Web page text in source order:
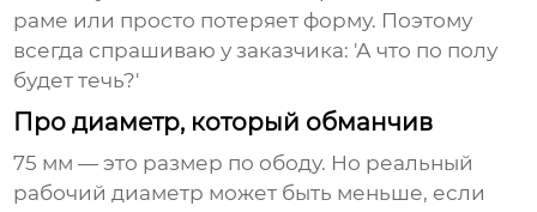
раме или просто потеряет форму. Поэтому
всегда спрашиваю у заказчика: 'А что по полу
будет течь?'
Про диаметр, который обманчив
75 мм — это размер по ободу. Но реальный
рабочий диаметр может быть меньше, если